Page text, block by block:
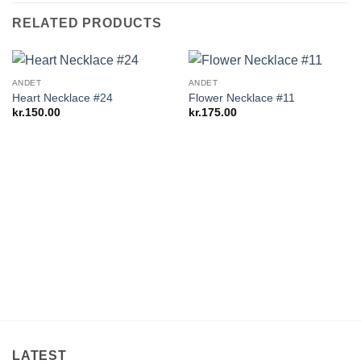
RELATED PRODUCTS
ANDET
Heart Necklace #24
kr.150.00
ANDET
Flower Necklace #11
kr.175.00
LATEST